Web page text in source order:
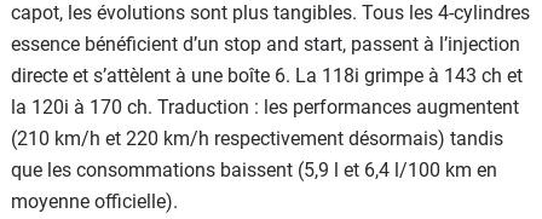
capot, les évolutions sont plus tangibles. Tous les 4-cylindres
essence bénéficient d’un stop and start, passent à l’injection
directe et s’attèlent à une boîte 6. La 118i grimpe à 143 ch et
la 120i à 170 ch. Traduction : les performances augmentent
(210 km/h et 220 km/h respectivement désormais) tandis
que les consommations baissent (5,9 l et 6,4 l/100 km en
moyenne officielle).